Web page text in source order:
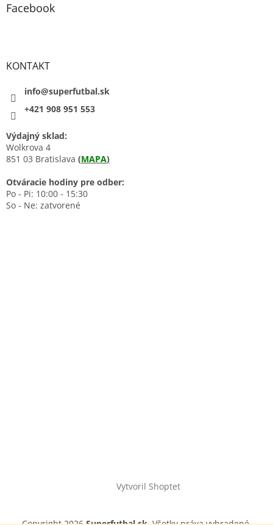
Facebook
KONTAKT
info@superfutbal.sk
+421 908 951 553
Výdajný sklad:
Wolkrova 4
851 03 Bratislava (MAPA)
Otváracie hodiny pre odber:
Po - Pi: 10:00 - 15:30
So - Ne: zatvorené
Vytvoril Shoptet